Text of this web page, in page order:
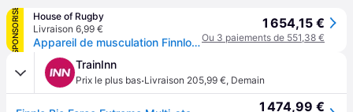
SPONSORISÉ
House of Rugby
Livraison 6,99 €
Appareil de musculation Finnlo Bio-Force Extreme - Gris
1 654,15 €
Ou 3 paiements de 551,38 €
TrainInn
Prix le plus bas·Livraison 205,99 €, Demain
1 474,99 €